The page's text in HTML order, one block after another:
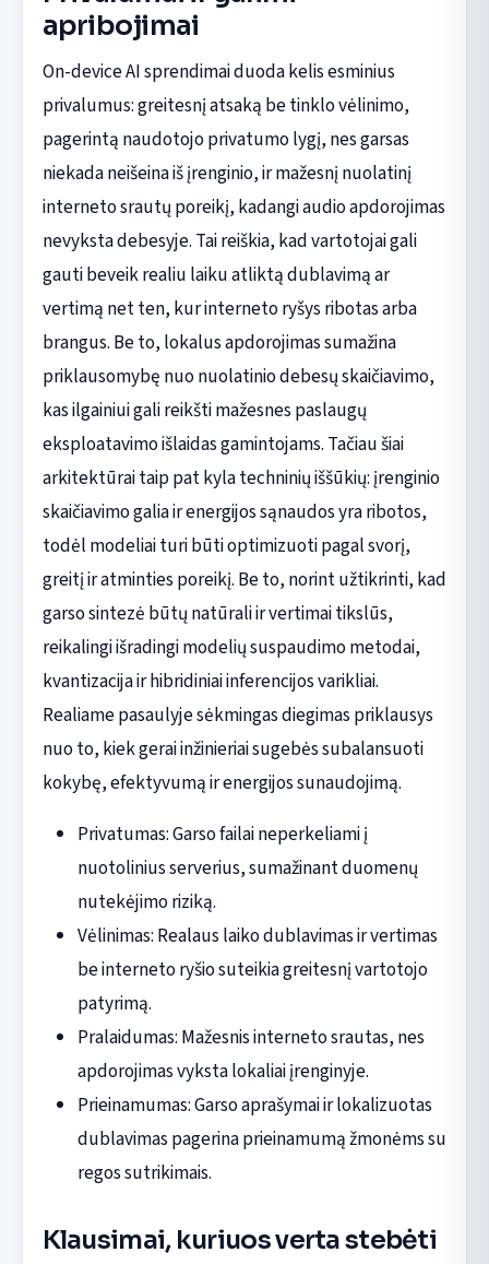
apribojimai
On-device AI sprendimai duoda kelis esminius
privalumus: greitesnį atsaką be tinklo vėlinimo,
pagerintą naudotojo privatumo lygį, nes garsas
niekada neišeina iš įrenginio, ir mažesnį nuolatinį
interneto srautų poreikį, kadangi audio apdorojimas
nevyksta debesyje. Tai reiškia, kad vartotojai gali
gauti beveik realiu laiku atliktą dublavimą ar
vertimą net ten, kur interneto ryšys ribotas arba
brangus. Be to, lokalus apdorojimas sumažina
priklausomybę nuo nuolatinio debesų skaičiavimo,
kas ilgainiui gali reikšti mažesnes paslaugų
eksploatavimo išlaidas gamintojams. Tačiau šiai
arkitektūrai taip pat kyla techninių iššūkių: įrenginio
skaičiavimo galia ir energijos sąnaudos yra ribotos,
todėl modeliai turi būti optimizuoti pagal svorį,
greitį ir atminties poreikį. Be to, norint užtikrinti, kad
garso sintezė būtų natūrali ir vertimai tikslūs,
reikalingi išradingi modelių suspaudimo metodai,
kvantizacija ir hibridiniai inferencijos varikliai.
Realiame pasaulyje sėkmingas diegimas priklausys
nuo to, kiek gerai inžinieriai sugebės subalansuoti
kokybę, efektyvumą ir energijos sunaudojimą.
Privatumas: Garso failai neperkeliami į
nuotolinius serverius, sumažinant duomenų
nutekėjimo riziką.
Vėlinimas: Realaus laiko dublavimas ir vertimas
be interneto ryšio suteikia greitesnį vartotojo
patyrimą.
Pralaidumas: Mažesnis interneto srautas, nes
apdorojimas vyksta lokaliai įrenginyje.
Prieinamumas: Garso aprašymai ir lokalizuotas
dublavimas pagerina prieinamumą žmonėms su
regos sutrikimais.
Klausimai, kuriuos verta stebėti